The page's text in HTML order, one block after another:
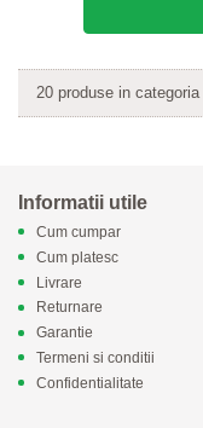
20 produse in categoria
Informatii utile
Cum cumpar
Cum platesc
Livrare
Returnare
Garantie
Termeni si conditii
Confidentialitate